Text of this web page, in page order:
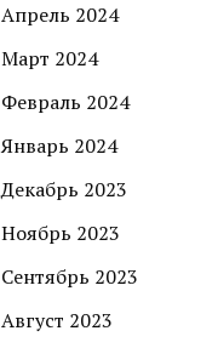
Апрель 2024
Март 2024
Февраль 2024
Январь 2024
Декабрь 2023
Ноябрь 2023
Сентябрь 2023
Август 2023